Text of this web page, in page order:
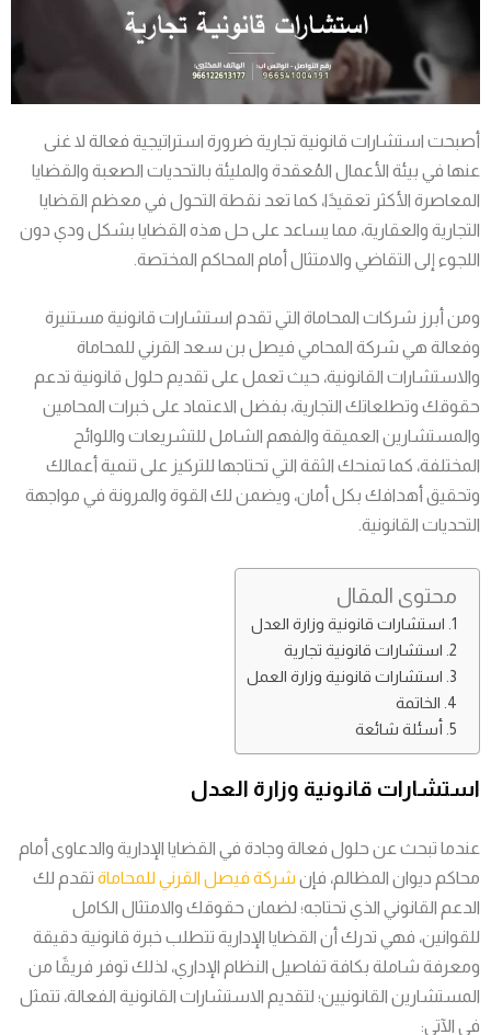
أصبحت استشارات قانونية تجارية ضرورة استراتيجية فعالة لا غنى
عنها في بيئة الأعمال المُعقدة والمليئة بالتحديات الصعبة والقضايا
المعاصرة الأكثر تعقيدًا، كما تعد نقطة التحول في معظم القضايا
التجارية والعقارية، مما يساعد على حل هذه القضايا بشكل ودي دون
اللجوء إلى التقاضي والامتثال أمام المحاكم المختصة.
ومن أبرز شركات المحاماة التي تقدم استشارات قانونية مستنيرة
وفعالة هي شركة المحامي فيصل بن سعد القرني للمحاماة
والاستشارات القانونية، حيث تعمل على تقديم حلول قانونية تدعم
حقوقك وتطلعاتك التجارية، بفضل الاعتماد على خبرات المحامين
والمستشارين العميقة والفهم الشامل للتشريعات واللوائح
المختلفة، كما تمنحك الثقة التي تحتاجها للتركيز على تنمية أعمالك
وتحقيق أهدافك بكل أمان، ويضمن لك القوة والمرونة في مواجهة
التحديات القانونية.
محتوى المقال
استشارات قانونية وزارة العدل
استشارات قانونية تجارية
استشارات قانونية وزارة العمل
الخاتمة
أسئلة شائعة
استشارات قانونية وزارة العدل
عندما تبحث عن حلول فعالة وجادة في القضايا الإدارية والدعاوى أمام
محاكم ديوان المظالم، فإن شركة فيصل القرني للمحاماة تقدم لك
الدعم القانوني الذي تحتاجه؛ لضمان حقوقك والامتثال الكامل
للقوانين، فهي تدرك أن القضايا الإدارية تتطلب خبرة قانونية دقيقة
ومعرفة شاملة بكافة تفاصيل النظام الإداري، لذلك توفر فريقًا من
المستشارين القانونيين؛ لتقديم الاستشارات القانونية الفعالة، تتمثل
في الآتي: